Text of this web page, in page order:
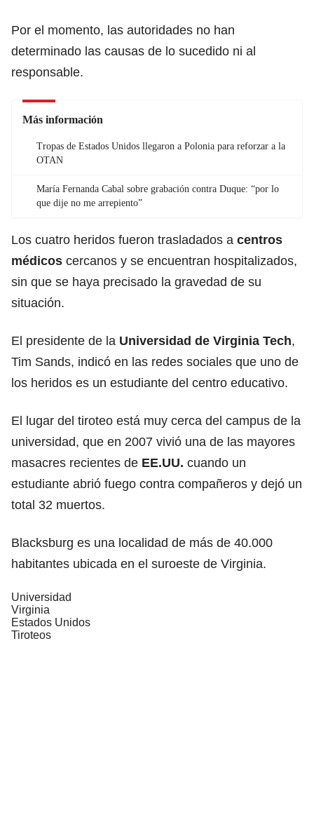
Por el momento, las autoridades no han
determinado las causas de lo sucedido ni al
responsable.
Más información
Tropas de Estados Unidos llegaron a Polonia para reforzar a la
OTAN
María Fernanda Cabal sobre grabación contra Duque: “por lo
que dije no me arrepiento”
Los cuatro heridos fueron trasladados a centros
médicos cercanos y se encuentran hospitalizados,
sin que se haya precisado la gravedad de su
situación.
El presidente de la Universidad de Virginia Tech,
Tim Sands, indicó en las redes sociales que uno de
los heridos es un estudiante del centro educativo.
El lugar del tiroteo está muy cerca del campus de la
universidad, que en 2007 vivió una de las mayores
masacres recientes de EE.UU. cuando un
estudiante abrió fuego contra compañeros y dejó un
total 32 muertos.
Blacksburg es una localidad de más de 40.000
habitantes ubicada en el suroeste de Virginia.
Universidad
Virginia
Estados Unidos
Tiroteos